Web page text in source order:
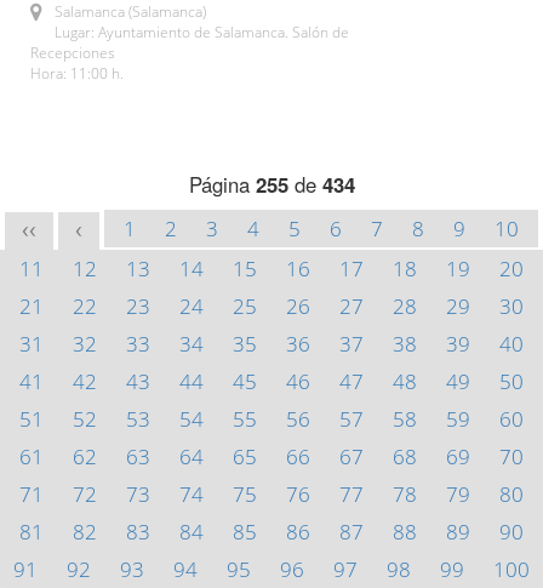
Salamanca (Salamanca)
Lugar: Ayuntamiento de Salamanca. Salón de
Recepciones
Hora: 11:00 h.
Página 255de 434
<< < 1 2 3 4 5 6 7 8 9
10
11
12 13 14 15 16 17 18 19
20
21
22 23 24 25 26 27 28 29
30
31
32 33 34 35 36 37 38 39
40
41
42 43 44 45 46 47 48 49
50
51
52 53 54 55 56 57 58 59
60
61
62 63 64 65 66 67 68 69
70
71
72 73 74 75 76 77 78 79
80
81
82 83 84 85 86 87 88 89
90
91
92 93 94 95 96 97 98 99
100